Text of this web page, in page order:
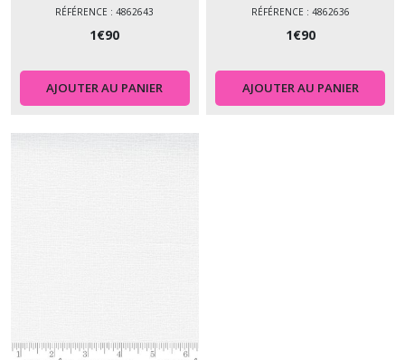
RÉFÉRENCE : 4862643
1€90
AJOUTER AU PANIER
RÉFÉRENCE : 4862636
1€90
AJOUTER AU PANIER
1.3.TH
-